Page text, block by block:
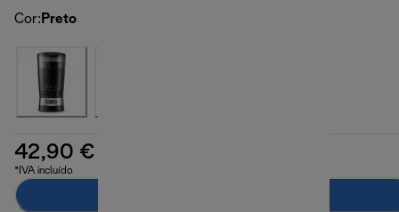
Cor: Preto
42,90 €
*IVA incluído